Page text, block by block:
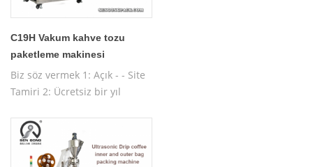
C19H Vakum kahve tozu
paketleme makinesi
Biz söz vermek 1: Açık - - Site
Tamiri 2: Ücretsiz bir yıl
Makinası 4: Ücretsiz işletim
makinesi eğitimi